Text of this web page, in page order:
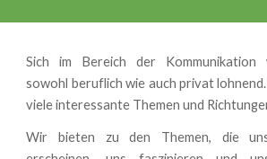
Sich im Bereich der Kommunikation
sowohl beruflich wie auch privat
viele interessante Themen und
Wir bieten zu den Themen, die